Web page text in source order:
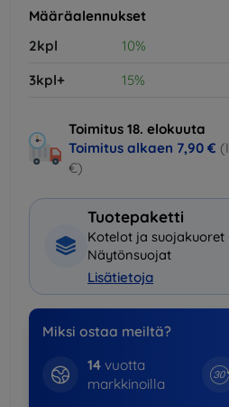
Määräalennukset
2kpl
10%
3kpl+
15%
Toimitus 18. elokuuta
Toimitus alkaen 7,90 €
€)
Tuotepaketti
Kotelot ja suojakuoret
Näytönsuojat
Lisätietoja
Miksi ostaa meiltä?
14vuotta
markkinoilla